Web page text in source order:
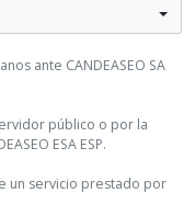
ante CANDEASEO SA
público o por la
ESA ESP.
un servicio prestado por